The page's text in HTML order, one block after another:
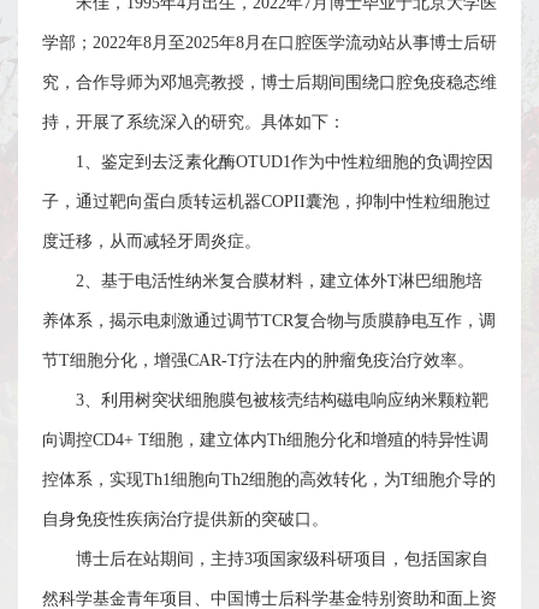
FAQ
学部； 2022年8 月至2025年8 月在口腔医学流动站从事博士后研
究，合作导师为邓旭亮教授，博士后期间围绕口腔免疫稳态维
持，开展了系统深入的研究。具体如下：
1 、鉴定到去泛素化酶OTUD1作为中性粒细胞的负调控因
子，通过靶向蛋白质转运机器COPII囊泡，抑制中性粒细胞过
度迁移，从而减轻牙周炎症。
2 、基于电活性纳米复合膜材料，建立体外T淋巴细胞培
养体系，揭示电刺激通过调节TCR复合物与质膜静电互作，调
节T细胞分化，增强CAR-T疗法在内的肿瘤免疫治疗效率。
3 利用树突状细胞膜包被核壳结构磁电响应纳米颗粒靶
向调控CD4+ T细胞，建立体内Th细胞分化和增殖的特异性调
控体系，实现Th1细胞向Th2细胞的高效转化，为T细胞介导的
自身免疫性疾病治疗提供新的突破口。
博士后在站期间，主持3项国家级科研项目，包括国家自
然科学基金青年项目、中国博士后科学基金特别资助和面上资